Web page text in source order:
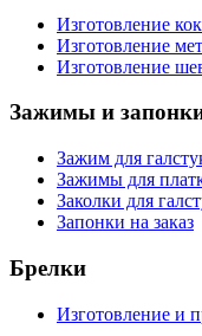
Изготовление
Изготовление
Изготовление
Зажимы и
Зажим для
Зажимы для
Заколки для
Запонки на заказ
Брелки
Изготовление и